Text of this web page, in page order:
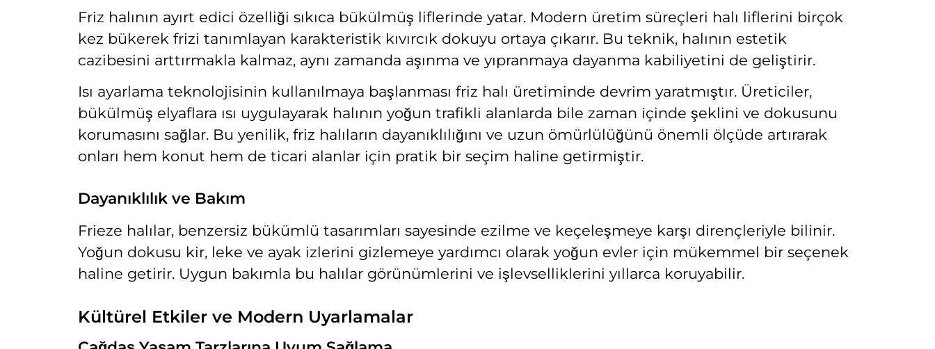
Friz halının ayırt edici özelliği sıkıca bükülmüş liflerinde yatar. Modern üretim süreçleri halı liflerini birçok
kez bükerek frizi tanımlayan karakteristik kıvırcık dokuyu ortaya çıkarır. Bu teknik, halının estetik
cazibesini arttırmakla kalmaz, aynı zamanda aşınma ve yıpranmaya dayanma kabiliyetini de geliştirir.
Isı ayarlama teknolojisinin kullanılmaya başlanması friz halı üretiminde devrim yaratmıştır. Üreticiler,
bükülmüş elyaflara ısı uygulayarak halının yoğun trafikli alanlarda bile zaman içinde şeklini ve dokusunu
korumasını sağlar. Bu yenilik, friz halıların dayanıklılığını ve uzun ömürlülüğünü önemli ölçüde artırarak
onları hem konut hem de ticari alanlar için pratik bir seçim haline getirmiştir.
Dayanıklılık ve Bakım
Frieze halılar, benzersiz bükümlü tasarımları sayesinde ezilme ve keçeleşmeye karşı dirençleriyle bilinir.
Yoğun dokusu kir, leke ve ayak izlerini gizlemeye yardımcı olarak yoğun evler için mükemmel bir seçenek
haline getirir. Uygun bakımla bu halılar görünümlerini ve işlevselliklerini yıllarca koruyabilir.
Kültürel Etkiler ve Modern Uyarlamalar